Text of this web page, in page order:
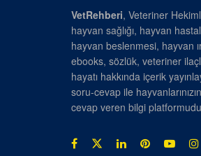
VetRehberi, Veteriner
hayvan sağlığı, hayvan
hayvan beslenmesi, hayvan
ebooks, sözlük, veteriner
hayatı hakkında içerik
soru-cevap ile
cevap veren bilgi